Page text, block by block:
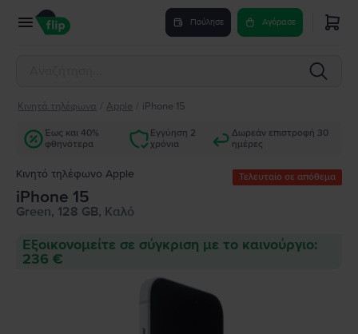
Πούλησε Αγόρασε
Κινητά τηλέφωνα Apple iPhone 15
Έως και 40%
φθηνότερα
Εγγύηση 2
χρόνια
Δωρεάν επιστροφή 30
ημέρες
Κινητό τηλέφωνο Apple Τελευταίο σε απόθεμα
iPhone 15
Green, 128 GB, Καλό
Εξοικονομείτε σε σύγκριση με το καινούργιο:
236 €